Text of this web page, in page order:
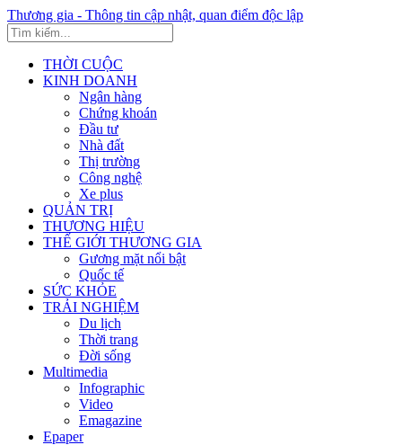
Thương gia - Thông tin cập nhật, quan điểm độc lập
THỜI CUỘC
KINH DOANH
Ngân hàng
Chứng khoán
Đầu tư
Nhà đất
Thị trường
Công nghệ
Xe plus
QUẢN TRỊ
THƯƠNG HIỆU
THẾ GIỚI THƯƠNG GIA
Gương mặt nổi bật
Quốc tế
SỨC KHỎE
TRẢI NGHIỆM
Du lịch
Thời trang
Đời sống
Multimedia
Infographic
Video
Emagazine
Epaper